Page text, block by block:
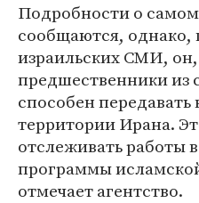
Подробности о
сообщаются,
израильских СМИ, он,
предшественники из
способен
территории Ирана.
отслеживать работы
программы
отмечает агентство.